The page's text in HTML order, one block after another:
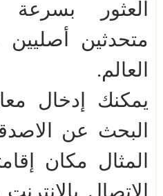
العثور
متحدثين
العالم.
يمكنك إدخال
البحث عن
المثال مكان
الاتصال